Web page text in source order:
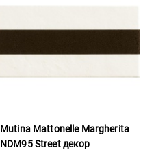
Mutina Mattonelle Margherita
NDM95 Street декор